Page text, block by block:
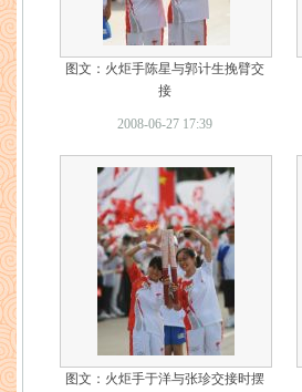
图文：火炬手陈星与郭计生挽臂交
接
2008-06-27 17:39
图文：火炬手于洋与张珍交接时摆